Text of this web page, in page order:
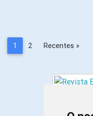
1 2 Recentes »